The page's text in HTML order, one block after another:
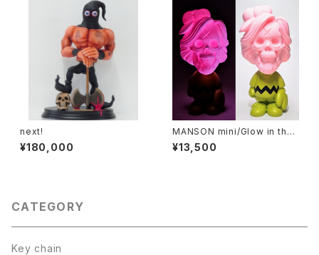
next!
¥180,000
MANSON mini/Glow in the
dark(pink発光)
¥13,500
CATEGORY
Key chain